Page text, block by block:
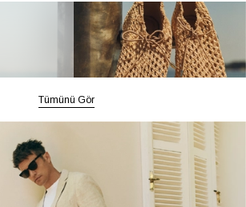
Tümünü Gör